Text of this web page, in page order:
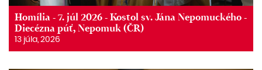
Homília - 7. júl 2026 - Kostol sv. Jána Nepomuckého -
Diecézna púť, Nepomuk (ČR)
13 júla, 2026